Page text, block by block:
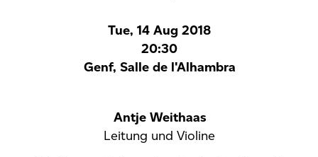
Tue, 14 Aug 2018
20:30
Genf, Salle de l'Alhambra
Antje Weithaas
Leitung und Violine